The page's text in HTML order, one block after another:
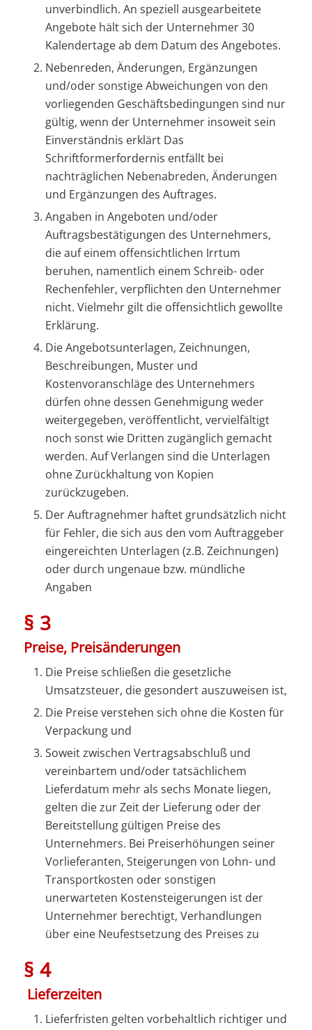
unverbindlich. An speziell ausgearbeitete
Angebote hält sich der Unternehmer 30
Kalendertage ab dem Datum des Angebotes.
Nebenreden, Änderungen, Ergänzungen
und/oder sonstige Abweichungen von den
vorliegenden Geschäftsbedingungen sind nur
gültig, wenn der Unternehmer insoweit sein
Einverständnis erklärt Das
Schriftformerfordernis entfällt bei
nachträglichen Nebenabreden, Änderungen
und Ergänzungen des Auftrages.
Angaben in Angeboten und/oder
Auftragsbestätigungen des Unternehmers,
die auf einem offensichtlichen Irrtum
beruhen, namentlich einem Schreib- oder
Rechenfehler, verpflichten den Unternehmer
nicht. Vielmehr gilt die offensichtlich gewollte
Erklärung.
Die Angebotsunterlagen, Zeichnungen,
Beschreibungen, Muster und
Kostenvoranschläge des Unternehmers
dürfen ohne dessen Genehmigung weder
weitergegeben, veröffentlicht, vervielfältigt
noch sonst wie Dritten zugänglich gemacht
werden. Auf Verlangen sind die Unterlagen
ohne Zurückhaltung von Kopien
zurückzugeben.
Der Auftragnehmer haftet grundsätzlich nicht
für Fehler, die sich aus den vom Auftraggeber
eingereichten Unterlagen (z.B. Zeichnungen)
oder durch ungenaue bzw. mündliche
Angaben
§ 3
Preise, Preisänderungen
Die Preise schließen die gesetzliche
Umsatzsteuer, die gesondert auszuweisen ist,
Die Preise verstehen sich ohne die Kosten für
Verpackung und
Soweit zwischen Vertragsabschluß und
vereinbartem und/oder tatsächlichem
Lieferdatum mehr als sechs Monate liegen,
gelten die zur Zeit der Lieferung oder der
Bereitstellung gültigen Preise des
Unternehmers. Bei Preiserhöhungen seiner
Vorlieferanten, Steigerungen von Lohn- und
Transportkosten oder sonstigen
unerwarteten Kostensteigerungen ist der
Unternehmer berechtigt, Verhandlungen
über eine Neufestsetzung des Preises zu
§ 4
Lieferzeiten
Lieferfristen gelten vorbehaltlich richtiger und